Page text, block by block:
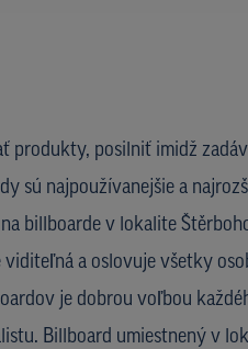
produkty, posilniť imidž
sú najpoužívanejšie a
billboarde v lokalite
viditeľná a oslovuje všetky
je dobrou voľbou
Billboard umiestnený v